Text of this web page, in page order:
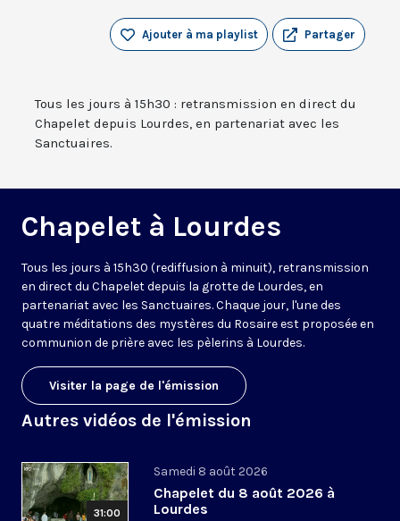
Partager
Ajouter à ma playlist
Tous les jours à 15h30 : retransmission en direct du
Chapelet depuis Lourdes, en partenariat avec les
Sanctuaires.
Chapelet à Lourdes
Tous les jours à 15h30 (rediffusion à minuit), retransmission
en direct du Chapelet depuis la grotte de Lourdes, en
partenariat avec les Sanctuaires. Chaque jour, l'une des
quatre méditations des mystères du Rosaire est proposée en
communion de prière avec les pèlerins à Lourdes.
Visiter la page de l'émission
Autres vidéos de l'émission
31:00
Samedi 8 août 2026
Chapelet du 8 août 2026 à
Lourdes